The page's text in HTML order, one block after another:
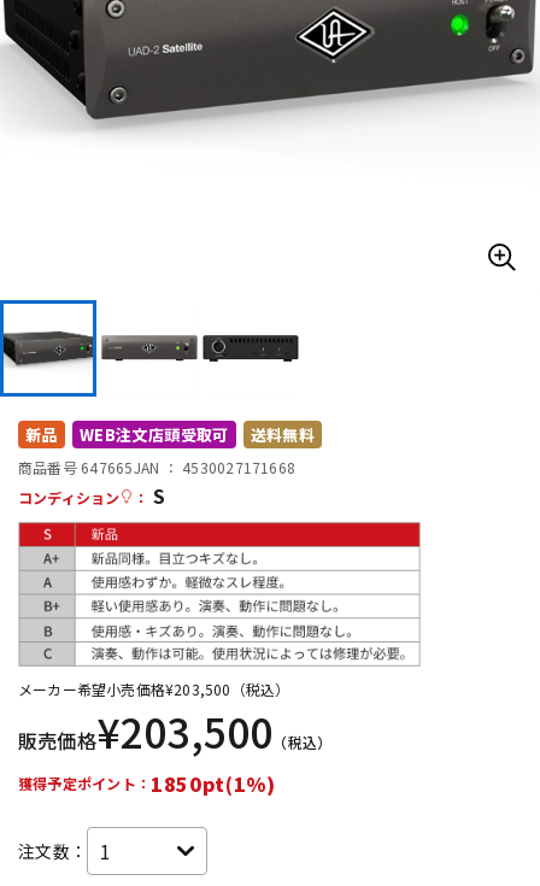
電子ピアノ
管楽器
配信/ライブ機器
中古 ヴィンテージ
新品 WEB注文店頭受取可 送料無料
商品番号 647665JAN ： 4530027171668
コンディション
： S
メーカー希望小売価格¥203,500 （税込）
販売価格¥203,500 （税込）
獲得予定ポイント： 1850pt(1%)
注文数：